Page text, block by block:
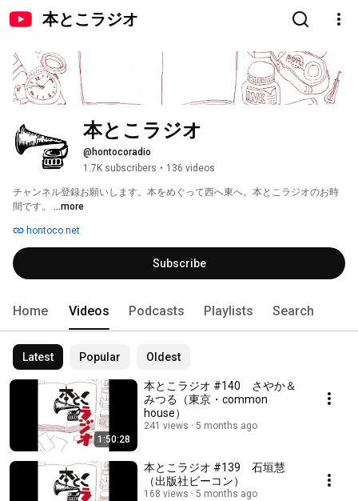
本とこラジオ
本とこラジオ
@hontocoradio
1.7K subscribers • 136 videos
チャンネル登録お願いします。本をめぐって西へ東へ。本とこラジオのお時
間です。 ...more
hontoco.net
Subscribe
Home Videos Podcasts Playlists Search
Latest Popular Oldest
1:50:28
本とこラジオ #140 さやか＆
みつる（東京・common
house）
241 views 5 months ago
本とこラジオ #139 石垣慧
（出版社ビーコン）
168 views 5 months ago